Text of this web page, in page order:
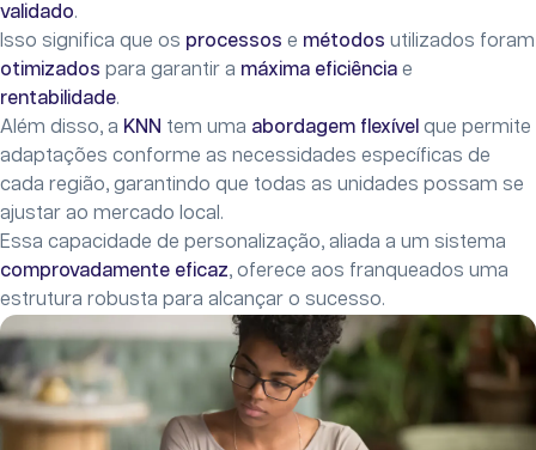
validado.
Isso significa que os processos e métodos utilizados foram
otimizados para garantir a máxima eficiência e
rentabilidade.
Além disso, a KNN tem uma abordagem flexível que permite
adaptações conforme as necessidades específicas de
cada região, garantindo que todas as unidades possam se
ajustar ao mercado local.
Essa capacidade de personalização, aliada a um sistema
comprovadamente eficaz, oferece aos franqueados uma
estrutura robusta para alcançar o sucesso.